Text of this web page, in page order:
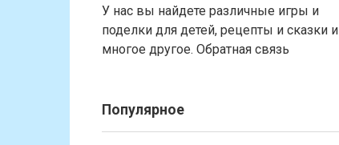
У нас вы найдете различные игры и
поделки для детей, рецепты и сказки и
многое другое. Обратная связь
Популярное